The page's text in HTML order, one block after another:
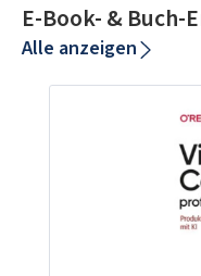
E-Book- & Buch-
Alle anzeigen